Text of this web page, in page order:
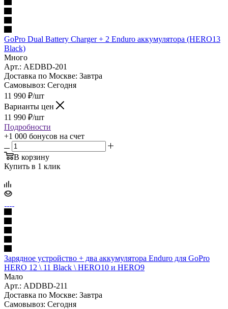
GoPro Dual Battery Charger + 2 Enduro аккумулятора (HERO13
Black)
Много
Арт.: AEDBD-201
Доставка по Москве: Завтра
Самовывоз: Сегодня
11 990 ₽/шт
Варианты цен
11 990 ₽/шт
Подробности
+1 000 бонусов на счет
В корзину
Купить в 1 клик
Зарядное устройство + два аккумулятора Enduro для GoPro
HERO 12 \ 11 Black \ HERO10 и HERO9
Мало
Арт.: ADDBD-211
Доставка по Москве: Завтра
Самовывоз: Сегодня